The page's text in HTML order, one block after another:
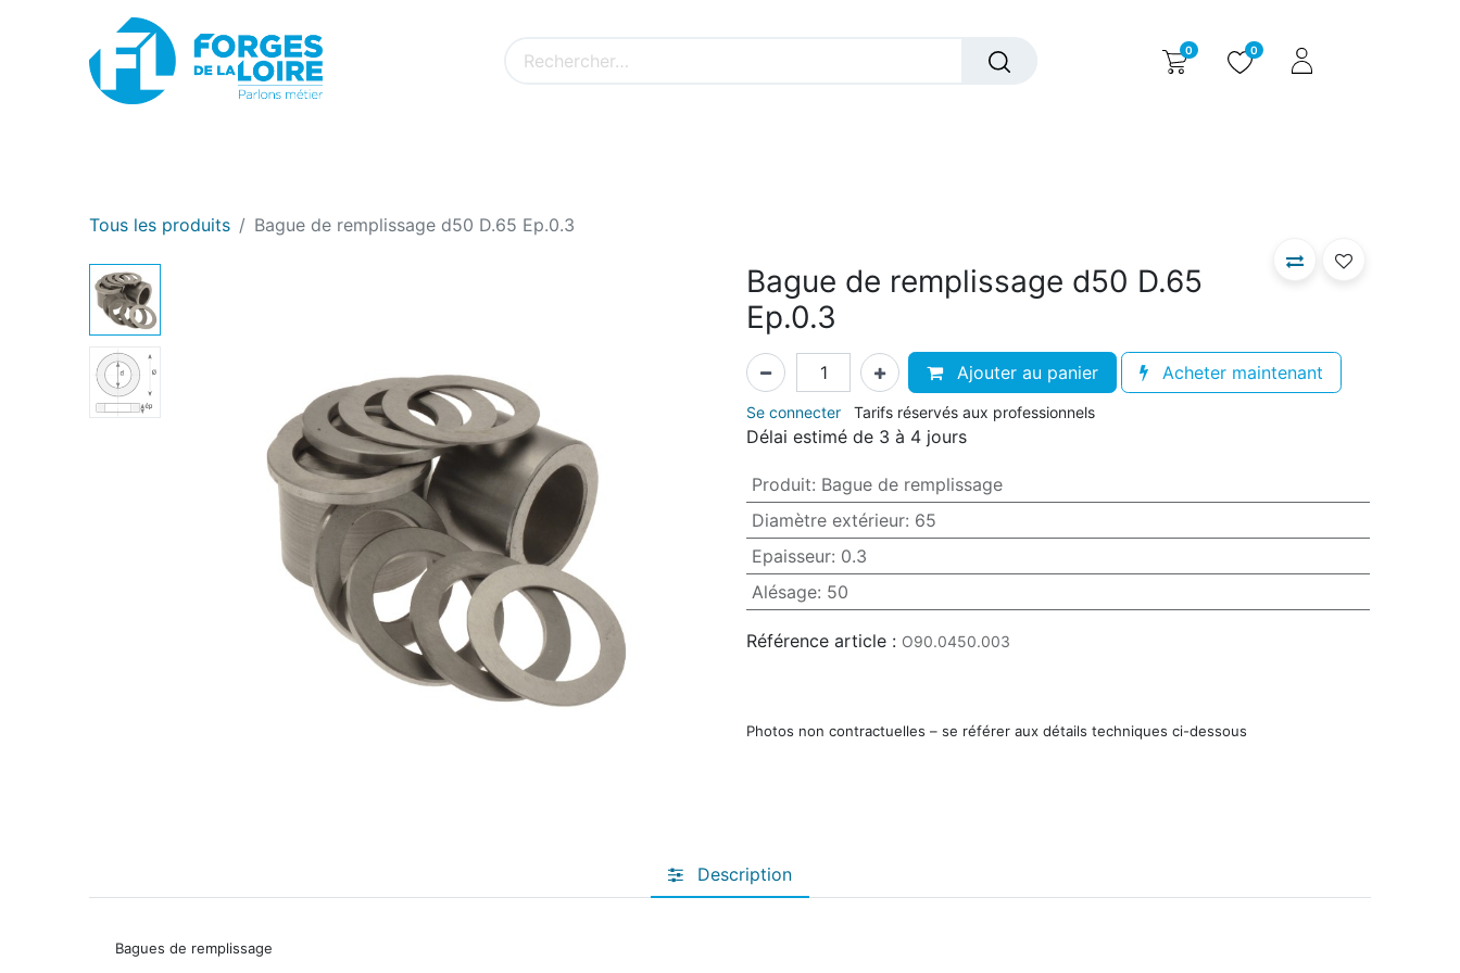
0 0
Tous les produits Bague de remplissage d50 D.65 Ep.0.3
Bague de remplissage d50 D.65
Ep.0.3
Ajouter au panier Acheter maintenant
Se connecter Tarifs réservés aux professionnels
Délai estimé de 3 à 4 jours
Produit: Bague de remplissage
Diamètre extérieur: 65
Epaisseur: 0.3
Alésage: 50
Référence article : O90.0450.003
Photos non contractuelles – se référer aux détails techniques ci-dessous
Description
Bagues de remplissage